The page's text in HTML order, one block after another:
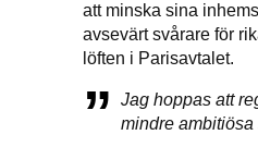
att minska sina
avsevärt svårare för
löften i Parisavtalet.
Jag hoppas att
mindre ambitiösa